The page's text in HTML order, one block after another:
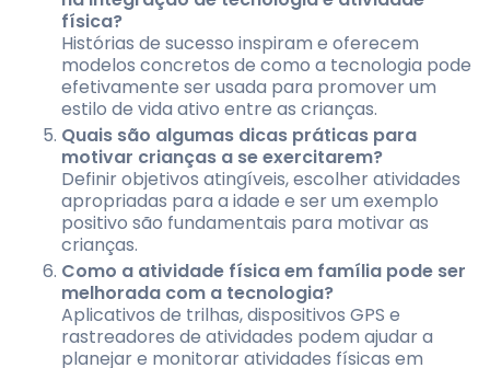
física?
Histórias de sucesso inspiram e oferecem
modelos concretos de como a tecnologia pode
efetivamente ser usada para promover um
estilo de vida ativo entre as crianças.
Quais são algumas dicas práticas para
motivar crianças a se exercitarem?
Definir objetivos atingíveis, escolher atividades
apropriadas para a idade e ser um exemplo
positivo são fundamentais para motivar as
crianças.
Como a atividade física em família pode ser
melhorada com a tecnologia?
Aplicativos de trilhas, dispositivos GPS e
rastreadores de atividades podem ajudar a
planejar e monitorar atividades físicas em